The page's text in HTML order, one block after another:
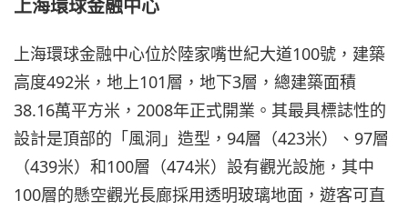
上海環球金融中心
上海環球金融中心位於陸家嘴世紀大道100號，建築
高度492米，地上101層，地下3層，總建築面積
38.16萬平方米，2008年正式開業。其最具標誌性的
設計是頂部的「風洞」造型，94層（423米）、97層
（439米）和100層（474米）設有觀光設施，其中
100層的懸空觀光長廊採用透明玻璃地面，遊客可直